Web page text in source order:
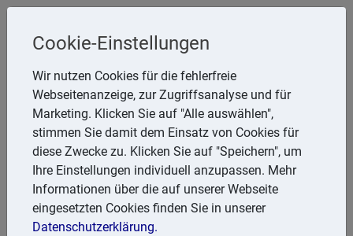
Friedhelm Glanert
Breitenbachstr. 28, 47809 Krefeld
Telefon: 2151 951857
E-Mail:FGlanert@aol.com
Lexika
Cookie-Einstellungen
Wir nutzen Cookies für die fehlerfreie
Webseitenanzeige, zur Zugriffsanalyse und für
Marketing. Klicken Sie auf "Alle auswählen",
stimmen Sie damit dem Einsatz von Cookies für
diese Zwecke zu. Klicken Sie auf "Speichern", um
Ihre Einstellungen individuell anzupassen. Mehr
Informationen über die auf unserer Webseite
eingesetzten Cookies finden Sie in unserer
Datenschutzerklärung.